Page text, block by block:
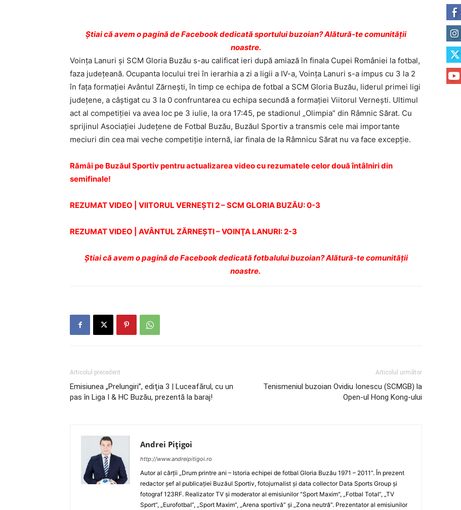
Ştiai că avem o pagină de Facebook dedicată sportului buzoian? Alătură-te comunității
noastre.
Voinţa Lanuri şi SCM Gloria Buzău s-au calificat ieri după amiază în finala Cupei României la fotbal,
faza judeţeană. Ocupanta locului trei în ierarhia a zi a ligii a IV-a, Voinţa Lanuri s-a impus cu 3 la 2
în faţa formaţiei Avântul Zărneşti, în timp ce echipa de fotbal a SCM Gloria Buzău, liderul primei ligi
judeţene, a câştigat cu 3 la 0 confruntarea cu echipa secundă a formaţiei Viitorul Verneşti. Ultimul
act al competiţiei va avea loc pe 3 iulie, la ora 17:45, pe stadionul „Olimpia” din Râmnic Sărat. Cu
sprijinul Asociaţiei Judeţene de Fotbal Buzău, Buzăul Sportiv a transmis cele mai importante
meciuri din cea mai veche competiţie internă, iar finala de la Râmnicu Sărat nu va face excepţie.
Rămâi pe Buzăul Sportiv pentru actualizarea video cu rezumatele celor două întâlniri din
semifinale!
REZUMAT VIDEO | VIITORUL VERNEŞTI 2 – SCM GLORIA BUZĂU: 0-3
REZUMAT VIDEO | AVÂNTUL ZĂRNEŞTI – VOINŢA LANURI: 2-3
Ştiai că avem o pagină de Facebook dedicată fotbalului buzoian? Alătură-te comunității
noastre.
Articolul precedent
Emisiunea „Prelungiri”, ediţia 3 | Luceafărul, cu un
pas în Liga I & HC Buzău, prezentă la baraj!
Articolul următor
Tenismeniul buzoian Ovidiu Ionescu (SCMGB) la
Open-ul Hong Kong-ului
Andrei Pițigoi
http://www.andreipitigoi.ro
Autor al cărţii „Drum printre ani – Istoria echipei de fotbal Gloria Buzău 1971 – 2011”. În prezent
redactor şef al publicaţiei Buzăul Sportiv, fotojurnalist şi data collector Data Sports Group şi
fotograf 123RF. Realizator TV şi moderator al emisiunilor "Sport Maxim", „Fotbal Total”, „TV
Sport”, „Eurofotbal”, „Sport Maxim”, „Arena sportivă” şi „Zona neutră”. Prezentator al emisiunilor